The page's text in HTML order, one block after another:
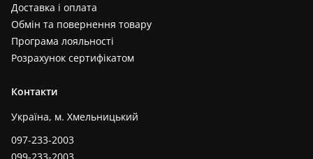
Доставка і оплата
Обмін та повернення товару
Програма лояльності
Розрахунок сертифікатом
Контакти
Україна, м. Хмельницький
097-233-2003